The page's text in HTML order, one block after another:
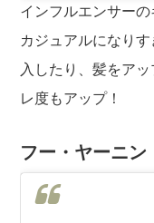
インフルエンサーの
カジュアルになり
入したり、髪をア
レ度もアップ！
フー・ヤーニン